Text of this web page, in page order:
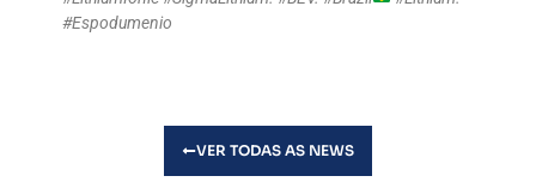
#Espodumenio
VER TODAS AS NEWS